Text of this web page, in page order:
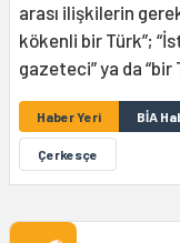
arası ilişkilerin
kökenli bir Türk”;
gazeteci” ya da
Haber Yeri BİA
Çerkesçe